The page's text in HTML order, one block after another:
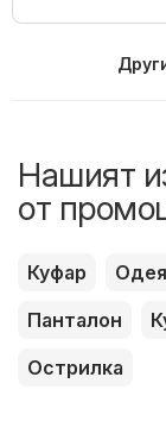
Нашият
от
Куфар
Панталон
Острилка